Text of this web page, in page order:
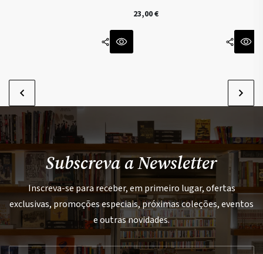
23,00€
Subscreva a Newsletter
Inscreva-se para receber, em primeiro lugar, ofertas
exclusivas, promoções especiais, próximas coleções, eventos
e outras novidades.